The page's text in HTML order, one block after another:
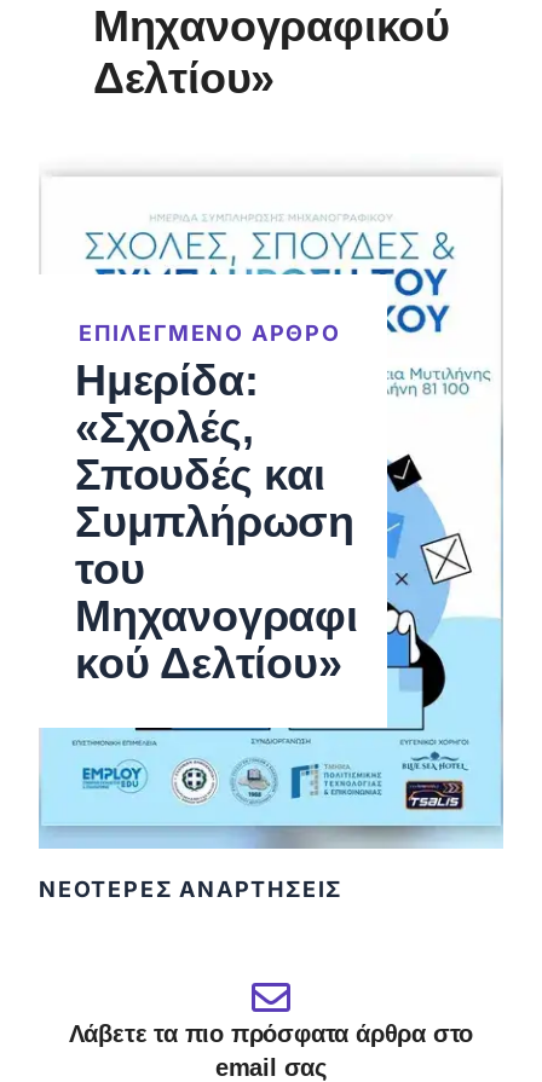
Μηχανογραφικού
Δελτίου»
ΕΠΙΛΕΓΜΕΝΟ ΑΡΘΡΟ
Ημερίδα:
«Σχολές,
Σπουδές και
Συμπλήρωση
του
Μηχανογραφι
κού Δελτίου»
ΝΕΟΤΕΡΕΣ ΑΝΑΡΤΗΣΕΙΣ
Λάβετε τα πιο πρόσφατα άρθρα στο
email σας